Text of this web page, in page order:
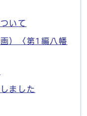
いて
）〈第1編八幡
ました